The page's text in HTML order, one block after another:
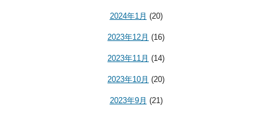
2024年1月 (20)
2023年12月 (16)
2023年11月 (14)
2023年10月 (20)
2023年9月 (21)